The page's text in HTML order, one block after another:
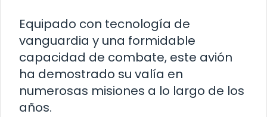
Equipado con tecnología de
vanguardia y una formidable
capacidad de combate, este avión
ha demostrado su valía en
numerosas misiones a lo largo de los
años.